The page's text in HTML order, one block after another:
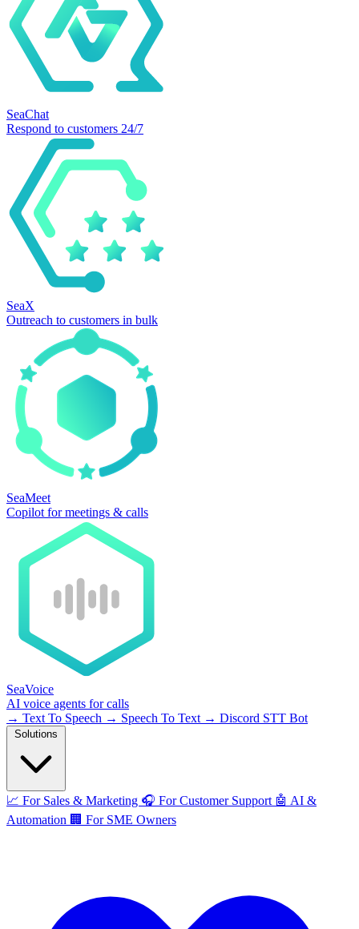
SeaChat
Respond to customers 24/7
SeaX
Outreach to customers in bulk
SeaMeet
Copilot for meetings & calls
SeaVoice
AI voice agents for calls
→ Text To Speech → Speech To Text → Discord STT Bot
📈 For Sales & Marketing 🎧 For Customer Support 🤖 AI &
Automation 🏢 For SME Owners